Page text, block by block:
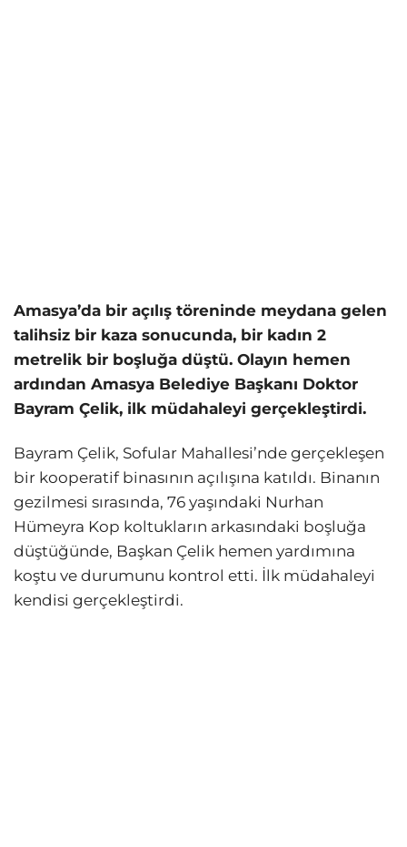
Amasya’da bir açılış töreninde meydana gelen
talihsiz bir kaza sonucunda, bir kadın 2
metrelik bir boşluğa düştü. Olayın hemen
ardından Amasya Belediye Başkanı Doktor
Bayram Çelik, ilk müdahaleyi gerçekleştirdi.
Bayram Çelik, Sofular Mahallesi’nde gerçekleşen
bir kooperatif binasının açılışına katıldı. Binanın
gezilmesi sırasında, 76 yaşındaki Nurhan
Hümeyra Kop koltukların arkasındaki boşluğa
düştüğünde, Başkan Çelik hemen yardımına
koştu ve durumunu kontrol etti. İlk müdahaleyi
kendisi gerçekleştirdi.